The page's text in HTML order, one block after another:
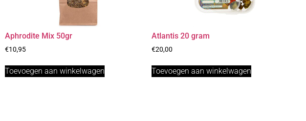
Aphrodite Mix 50gr
€10,95
Toevoegen aan winkelwagen
Atlantis 20 gram
€20,00
Toevoegen aan winkelwagen